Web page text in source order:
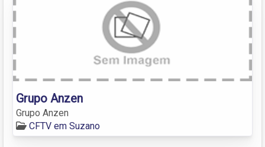
Grupo Anzen
Grupo Anzen
CFTV em Suzano